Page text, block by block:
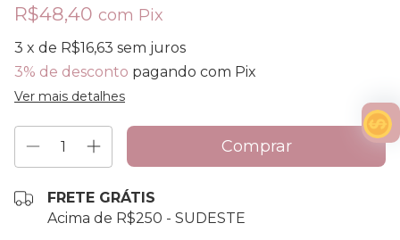
R$48,40 com Pix
3 x de R$16,63 sem juros
3% de desconto pagando com Pix
Ver mais detalhes
FRETE GRÁTIS
Acima de R$250 - SUDESTE